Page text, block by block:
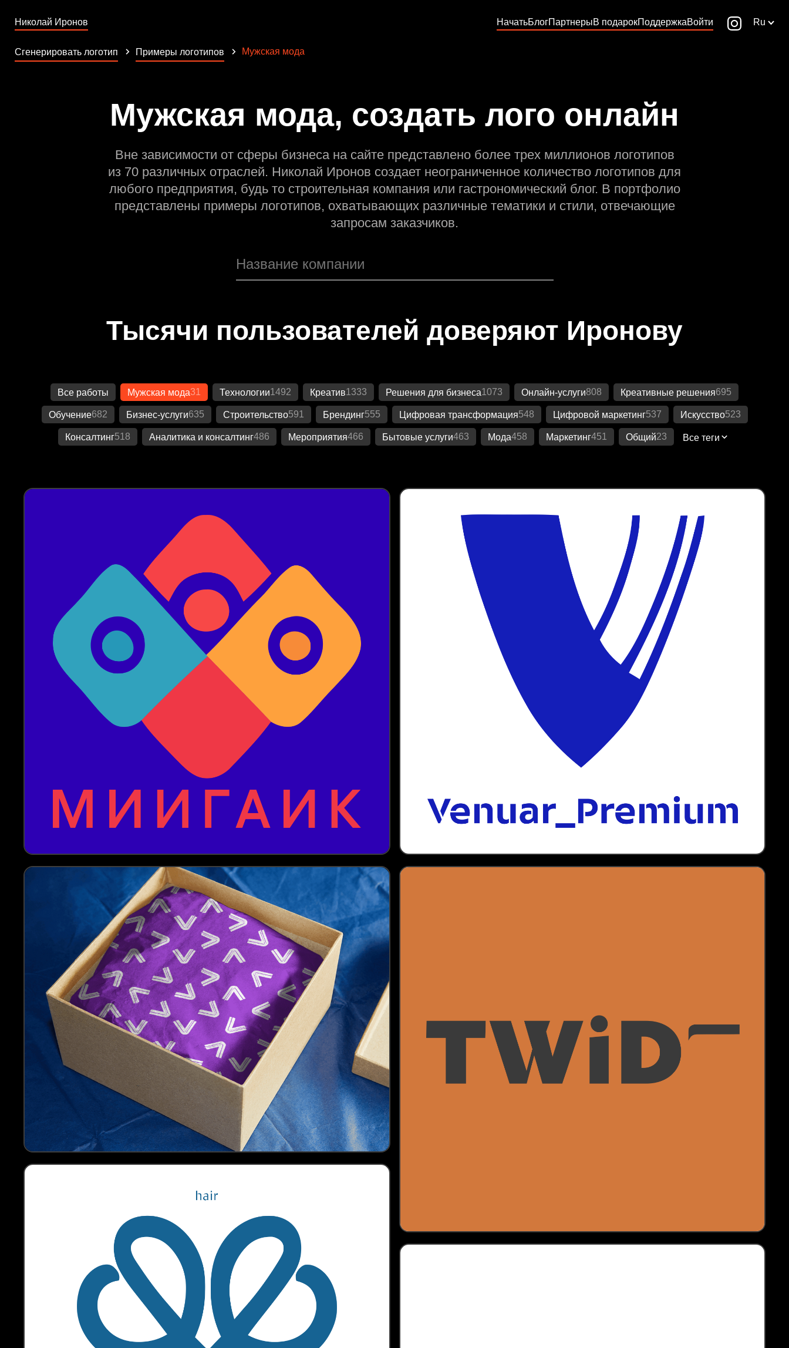
Николай Иронов НачатьБлогПартнерыВ подарокПоддержкаВойти Ru
Сгенерировать логотип Примеры логотипов Мужская мода
Мужская мода, создать лого онлайн
Вне зависимости от сферы бизнеса на сайте представлено более трех миллионов логотипов
из 70 различных отраслей. Николай Иронов создает неограниченное количество логотипов для
любого предприятия, будь то строительная компания или гастрономический блог. В портфолио
представлены примеры логотипов, охватывающих различные тематики и стили, отвечающие
запросам заказчиков.
Тысячи пользователей доверяют Иронову
Все работы Мужская мода31 Технологии1492 Креатив1333 Решения для бизнеса1073 Онлайн-услуги808 Креативные решения695
Обучение682 Бизнес-услуги635 Строительство591 Брендинг555 Цифровая трансформация548 Цифровой маркетинг537 Искусство523
Консалтинг518 Аналитика и консалтинг486 Мероприятия466 Бытовые услуги463 Мода458 Маркетинг451 Общий23 Все теги